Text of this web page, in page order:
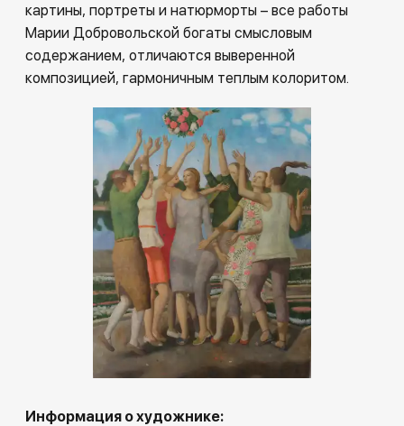
картины, портреты и натюрморты – все работы
Марии Добровольской богаты смысловым
содержанием, отличаются выверенной
композицией, гармоничным теплым колоритом.
Информация о художнике: